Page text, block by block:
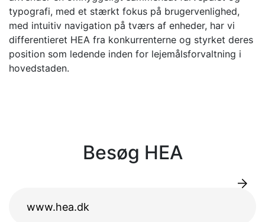
typografi, med et stærkt fokus på brugervenlighed,
med intuitiv navigation på tværs af enheder, har vi
differentieret HEA fra konkurrenterne og styrket deres
position som ledende inden for lejemålsforvaltning i
hovedstaden.
Besøg HEA
www.hea.dk